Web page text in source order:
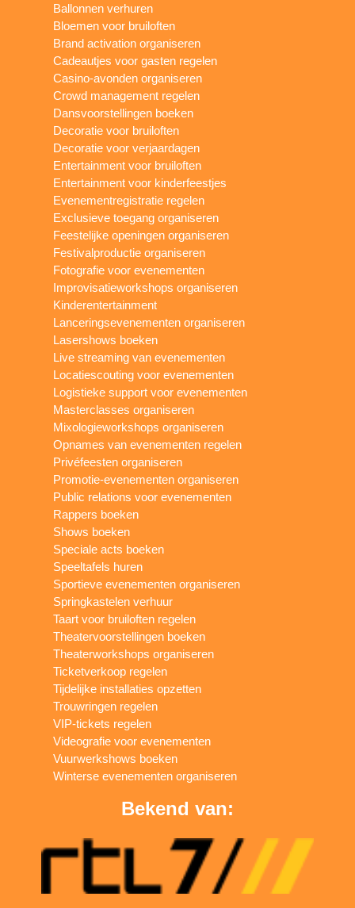
Ballonnen verhuren
Bloemen voor bruiloften
Brand activation organiseren
Cadeautjes voor gasten regelen
Casino-avonden organiseren
Crowd management regelen
Dansvoorstellingen boeken
Decoratie voor bruiloften
Decoratie voor verjaardagen
Entertainment voor bruiloften
Entertainment voor kinderfeestjes
Evenementregistratie regelen
Exclusieve toegang organiseren
Feestelijke openingen organiseren
Festivalproductie organiseren
Fotografie voor evenementen
Improvisatieworkshops organiseren
Kinderentertainment
Lanceringsevenementen organiseren
Lasershows boeken
Live streaming van evenementen
Locatiescouting voor evenementen
Logistieke support voor evenementen
Masterclasses organiseren
Mixologieworkshops organiseren
Opnames van evenementen regelen
Privéfeesten organiseren
Promotie-evenementen organiseren
Public relations voor evenementen
Rappers boeken
Shows boeken
Speciale acts boeken
Speeltafels huren
Sportieve evenementen organiseren
Springkastelen verhuur
Taart voor bruiloften regelen
Theatervoorstellingen boeken
Theaterworkshops organiseren
Ticketverkoop regelen
Tijdelijke installaties opzetten
Trouwringen regelen
VIP-tickets regelen
Videografie voor evenementen
Vuurwerkshows boeken
Winterse evenementen organiseren
Bekend van: